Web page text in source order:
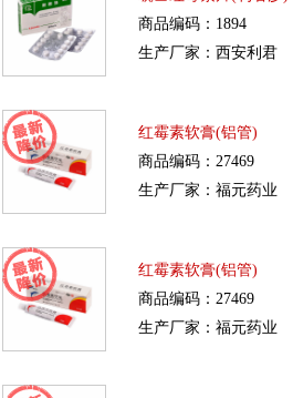
商品编码：1894
生产厂家：西安利君
红霉素软膏(铝管)
商品编码：27469
生产厂家：福元药业
红霉素软膏(铝管)
商品编码：27469
生产厂家：福元药业